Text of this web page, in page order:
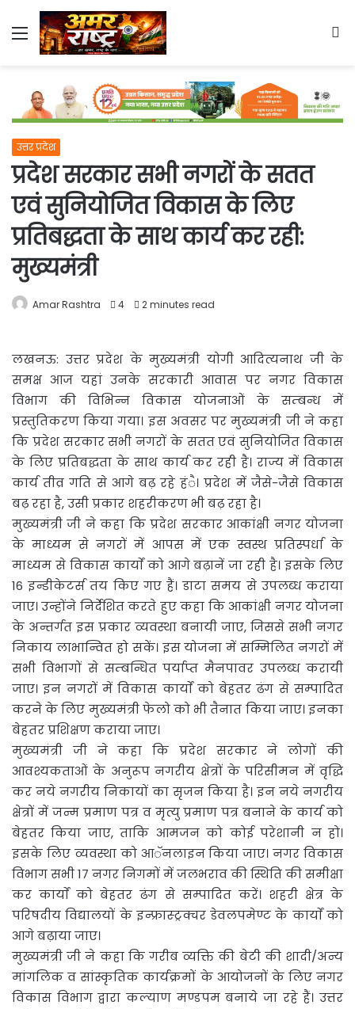
Menu
उत्तर प्रदेश
प्रदेश सरकार सभी नगरों के सतत
एवं सुनियोजित विकास के लिए
प्रतिबद्धता के साथ कार्य कर रही:
मुख्यमंत्री
Amar Rashtra 4 2 minutes read
लखनऊ: उत्तर प्रदेश के मुख्यमंत्री योगी आदित्यनाथ जी के
समक्ष आज यहां उनके सरकारी आवास पर नगर विकास
विभाग की विभिन्न विकास योजनाओं के सम्बन्ध में
प्रस्तुतिकरण किया गया। इस अवसर पर मुख्यमंत्री जी ने कहा
कि प्रदेश सरकार सभी नगरों के सतत एवं सुनियोजित विकास
के लिए प्रतिबद्धता के साथ कार्य कर रही है। राज्य में विकास
कार्य तीव्र गति से आगे बढ़ रहे हंै। प्रदेश में जैसे-जैसे विकास
बढ़ रहा है, उसी प्रकार शहरीकरण भी बढ़ रहा है।
मुख्यमंत्री जी ने कहा कि प्रदेश सरकार आकांक्षी नगर योजना
के माध्यम से नगरों में आपस में एक स्वस्थ प्रतिस्पर्धा के
माध्यम से विकास कार्याें को आगे बढ़ानें जा रही है। इसके लिए
16 इन्डीकेटर्स तय किए गए हैं। डाटा समय से उपलब्ध कराया
जाए। उन्होंने निर्देशित करते हुए कहा कि आकांक्षी नगर योजना
के अन्तर्गत इस प्रकार व्यवस्था बनायी जाए, जिससे सभी नगर
निकाय लाभान्वित हो सकें। इस योजना में सम्मिलित नगरों में
सभी विभागों से सम्बन्धित पर्याप्त मैनपावर उपलब्ध करायी
जाए। इन नगरों में विकास कार्याें को बेहतर ढंग से सम्पादित
करने के लिए मुख्यमंत्री फेलो को भी तैनात किया जाए। इनका
बेहतर प्रशिक्षण कराया जाए।
मुख्यमंत्री जी ने कहा कि प्रदेश सरकार ने लोगों की
आवश्यकताओं के अनुरूप नगरीय क्षेत्रों के परिसीमन में वृद्धि
कर नये नगरीय निकायों का सृजन किया है। इन नये नगरीय
क्षेत्रों में जन्म प्रमाण पत्र व मृत्यु प्रमाण पत्र बनाने के कार्य को
बेहतर किया जाए, ताकि आमजन को कोई परेशानी न हो।
इसके लिए व्यवस्था को आॅनलाइन किया जाए। नगर विकास
विभाग सभी 17 नगर निगमों में जलभराव की स्थिति की समीक्षा
कर कार्याें को बेहतर ढंग से सम्पादित करें। शहरी क्षेत्र के
परिषदीय विद्यालयों के इन्फ्रास्ट्रक्चर डेवलपमेण्ट के कार्याें को
आगे बढ़ाया जाए।
मुख्यमंत्री जी ने कहा कि गरीब व्यक्ति की बेटी की शादी/अन्य
मांगलिक व सांस्कृतिक कार्यक्रमों के आयोजनों के लिए नगर
विकास विभाग द्वारा कल्याण मण्डपम बनाये जा रहे हैं। उत्तर